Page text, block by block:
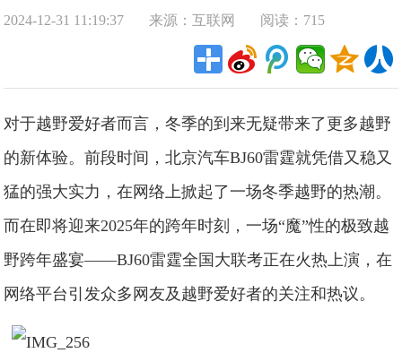
雪豁沙战陡坡，猛字当头！
2024-12-31 11:19:37 来源：互联网 阅读：715
对于越野爱好者而言，冬季的到来无疑带来了更多越野
的新体验。前段时间，北京汽车BJ60雷霆就凭借又稳又
猛的强大实力，在网络上掀起了一场冬季越野的热潮。
而在即将迎来2025年的跨年时刻，一场“魔”性的极致越
野跨年盛宴——BJ60雷霆全国大联考正在火热上演，在
网络平台引发众多网友及越野爱好者的关注和热议。